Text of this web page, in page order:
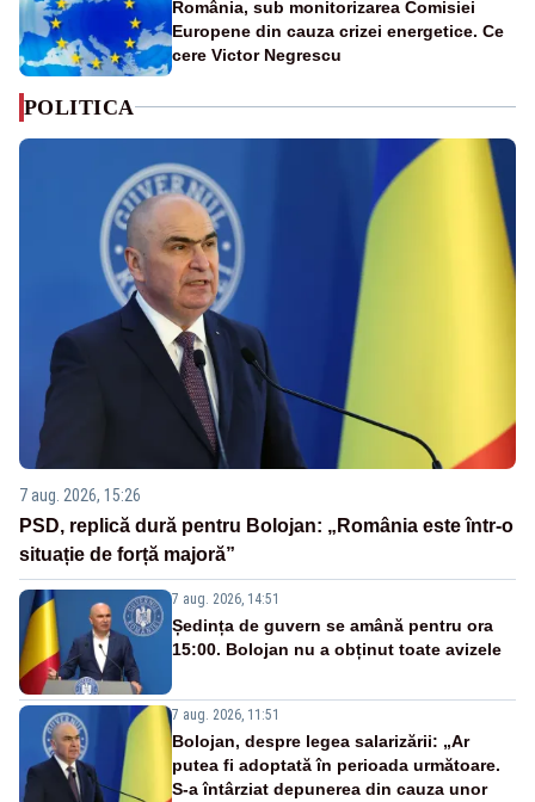
România, sub monitorizarea Comisiei
Europene din cauza crizei energetice. Ce
cere Victor Negrescu
POLITICA
7 aug. 2026, 15:26
PSD, replică dură pentru Bolojan: „România este într-o
situație de forță majoră”
7 aug. 2026, 14:51
Ședința de guvern se amână pentru ora
15:00. Bolojan nu a obținut toate avizele
7 aug. 2026, 11:51
Bolojan, despre legea salarizării: „Ar
putea fi adoptată în perioada următoare.
S-a întârziat depunerea din cauza unor